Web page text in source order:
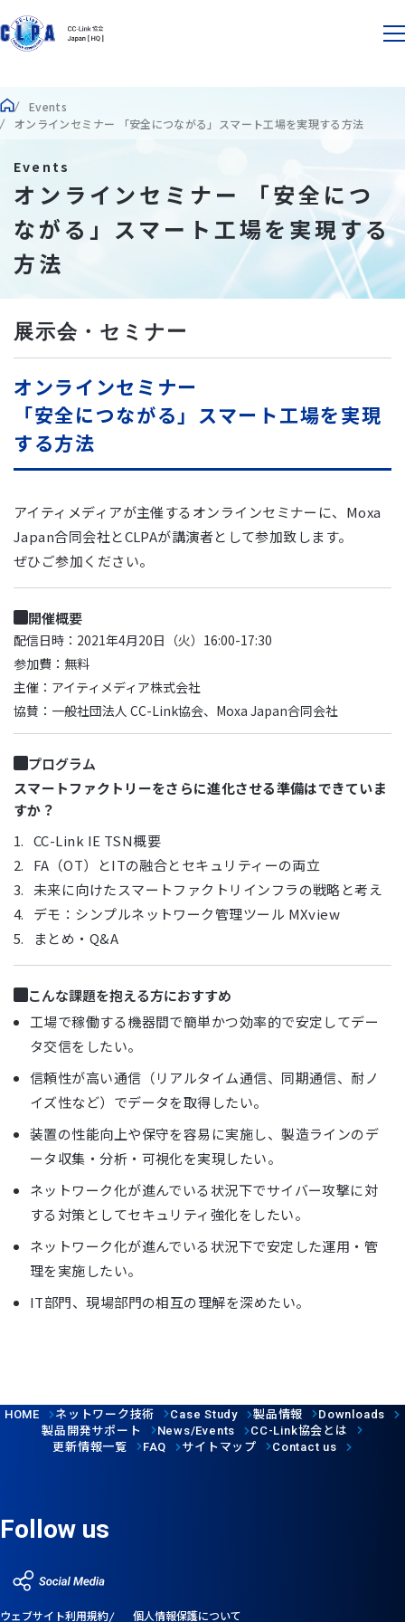
Events
オンラインセミナー 「安全につながる」スマート工場を実現する方法
Events
オンラインセミナー 「安全につ
ながる」スマート工場を実現する
方法
展示会・セミナー
オンラインセミナー
「安全につながる」スマート工場を実現
する方法
アイティメディアが主催するオンラインセミナーに、Moxa
Japan合同会社とCLPAが講演者として参加致します。
ぜひご参加ください。
開催概要
配信日時：2021年4月20日（火）16:00-17:30
参加費：無料
主催：アイティメディア株式会社
協賛：一般社団法人 CC-Link協会、Moxa Japan合同会社
プログラム
スマートファクトリーをさらに進化させる準備はできていま
すか？
CC-Link IE TSN概要
FA（OT）とITの融合とセキュリティーの両立
未来に向けたスマートファクトリインフラの戦略と考え
デモ：シンプルネットワーク管理ツール MXview
まとめ・Q&A
こんな課題を抱える方におすすめ
工場で稼働する機器間で簡単かつ効率的で安定してデー
タ交信をしたい。
信頼性が高い通信（リアルタイム通信、同期通信、耐ノ
イズ性など）でデータを取得したい。
装置の性能向上や保守を容易に実施し、製造ラインのデ
ータ収集・分析・可視化を実現したい。
ネットワーク化が進んでいる状況下でサイバー攻撃に対
する対策としてセキュリティ強化をしたい。
ネットワーク化が進んでいる状況下で安定した運用・管
理を実施したい。
IT部門、現場部門の相互の理解を深めたい。
HOME ネットワーク技術 Case Study 製品情報 Downloads
製品開発サポート News/Events CC-Link協会とは
更新情報一覧
FAQ サイトマップ Contact us
Follow us
ウェブサイト利用規約 個人情報保護について